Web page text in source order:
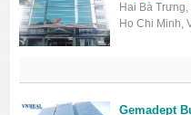
Hai Bà
Ho Chi Minh,
Gemadept